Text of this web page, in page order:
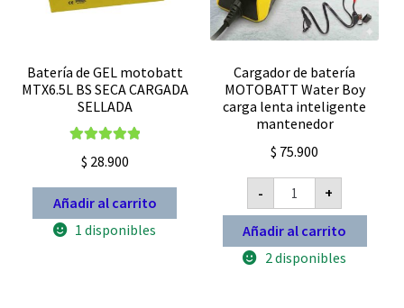
Batería de GEL motobatt
MTX6.5L BS SECA CARGADA
SELLADA
5.00
$ 28.900
Añadir al carrito
1 disponibles
Cargador de batería
MOTOBATT Water Boy
carga lenta inteligente
mantenedor
$ 75.900
-
Cargador
batería
MOTOBATT
Water
Boy
carga
+
Añadir al carrito
2 disponibles